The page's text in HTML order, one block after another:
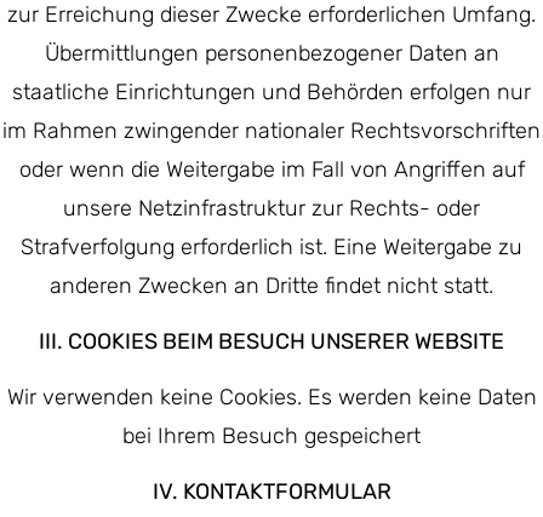
zur Erreichung dieser Zwecke erforderlichen Umfang.
Übermittlungen personenbezogener Daten an
staatliche Einrichtungen und Behörden erfolgen nur
im Rahmen zwingender nationaler Rechtsvorschriften
oder wenn die Weitergabe im Fall von Angriffen auf
unsere Netzinfrastruktur zur Rechts- oder
Strafverfolgung erforderlich ist. Eine Weitergabe zu
anderen Zwecken an Dritte findet nicht statt.
III. COOKIES BEIM BESUCH UNSERER WEBSITE
Wir verwenden keine Cookies. Es werden keine Daten
bei Ihrem Besuch gespeichert
IV. KONTAKTFORMULAR